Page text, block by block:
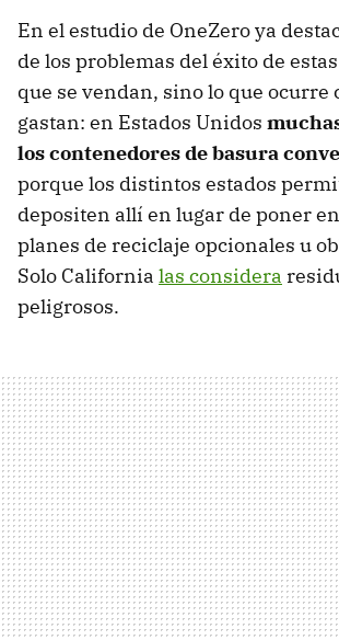
En el estudio de OneZero ya
de los problemas del éxito de
que se vendan, sino lo que ocurre
gastan: en Estados Unidos
los contenedores de basura
porque los distintos estados
depositen allí en lugar de poner
planes de reciclaje opcionales u
Solo California las considera
peligrosos.